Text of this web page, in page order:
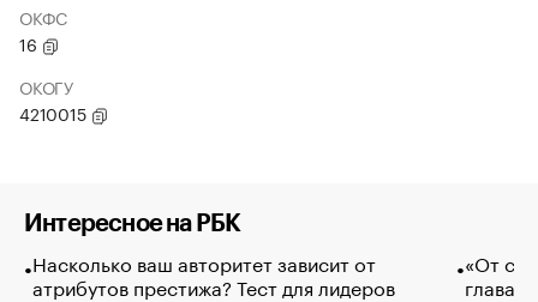
ОКФС
16
ОКОГУ
4210015
Интересное на РБК
Насколько ваш авторитет зависит от
атрибутов престижа? Тест для лидеров
«От
глава